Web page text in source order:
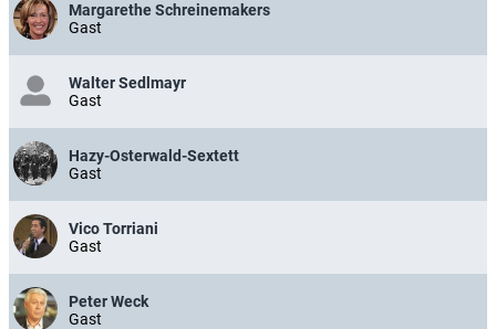
Margarethe Schreinemakers
Gast
Walter Sedlmayr
Gast
Hazy-Osterwald-Sextett
Gast
Vico Torriani
Gast
Peter Weck
Gast